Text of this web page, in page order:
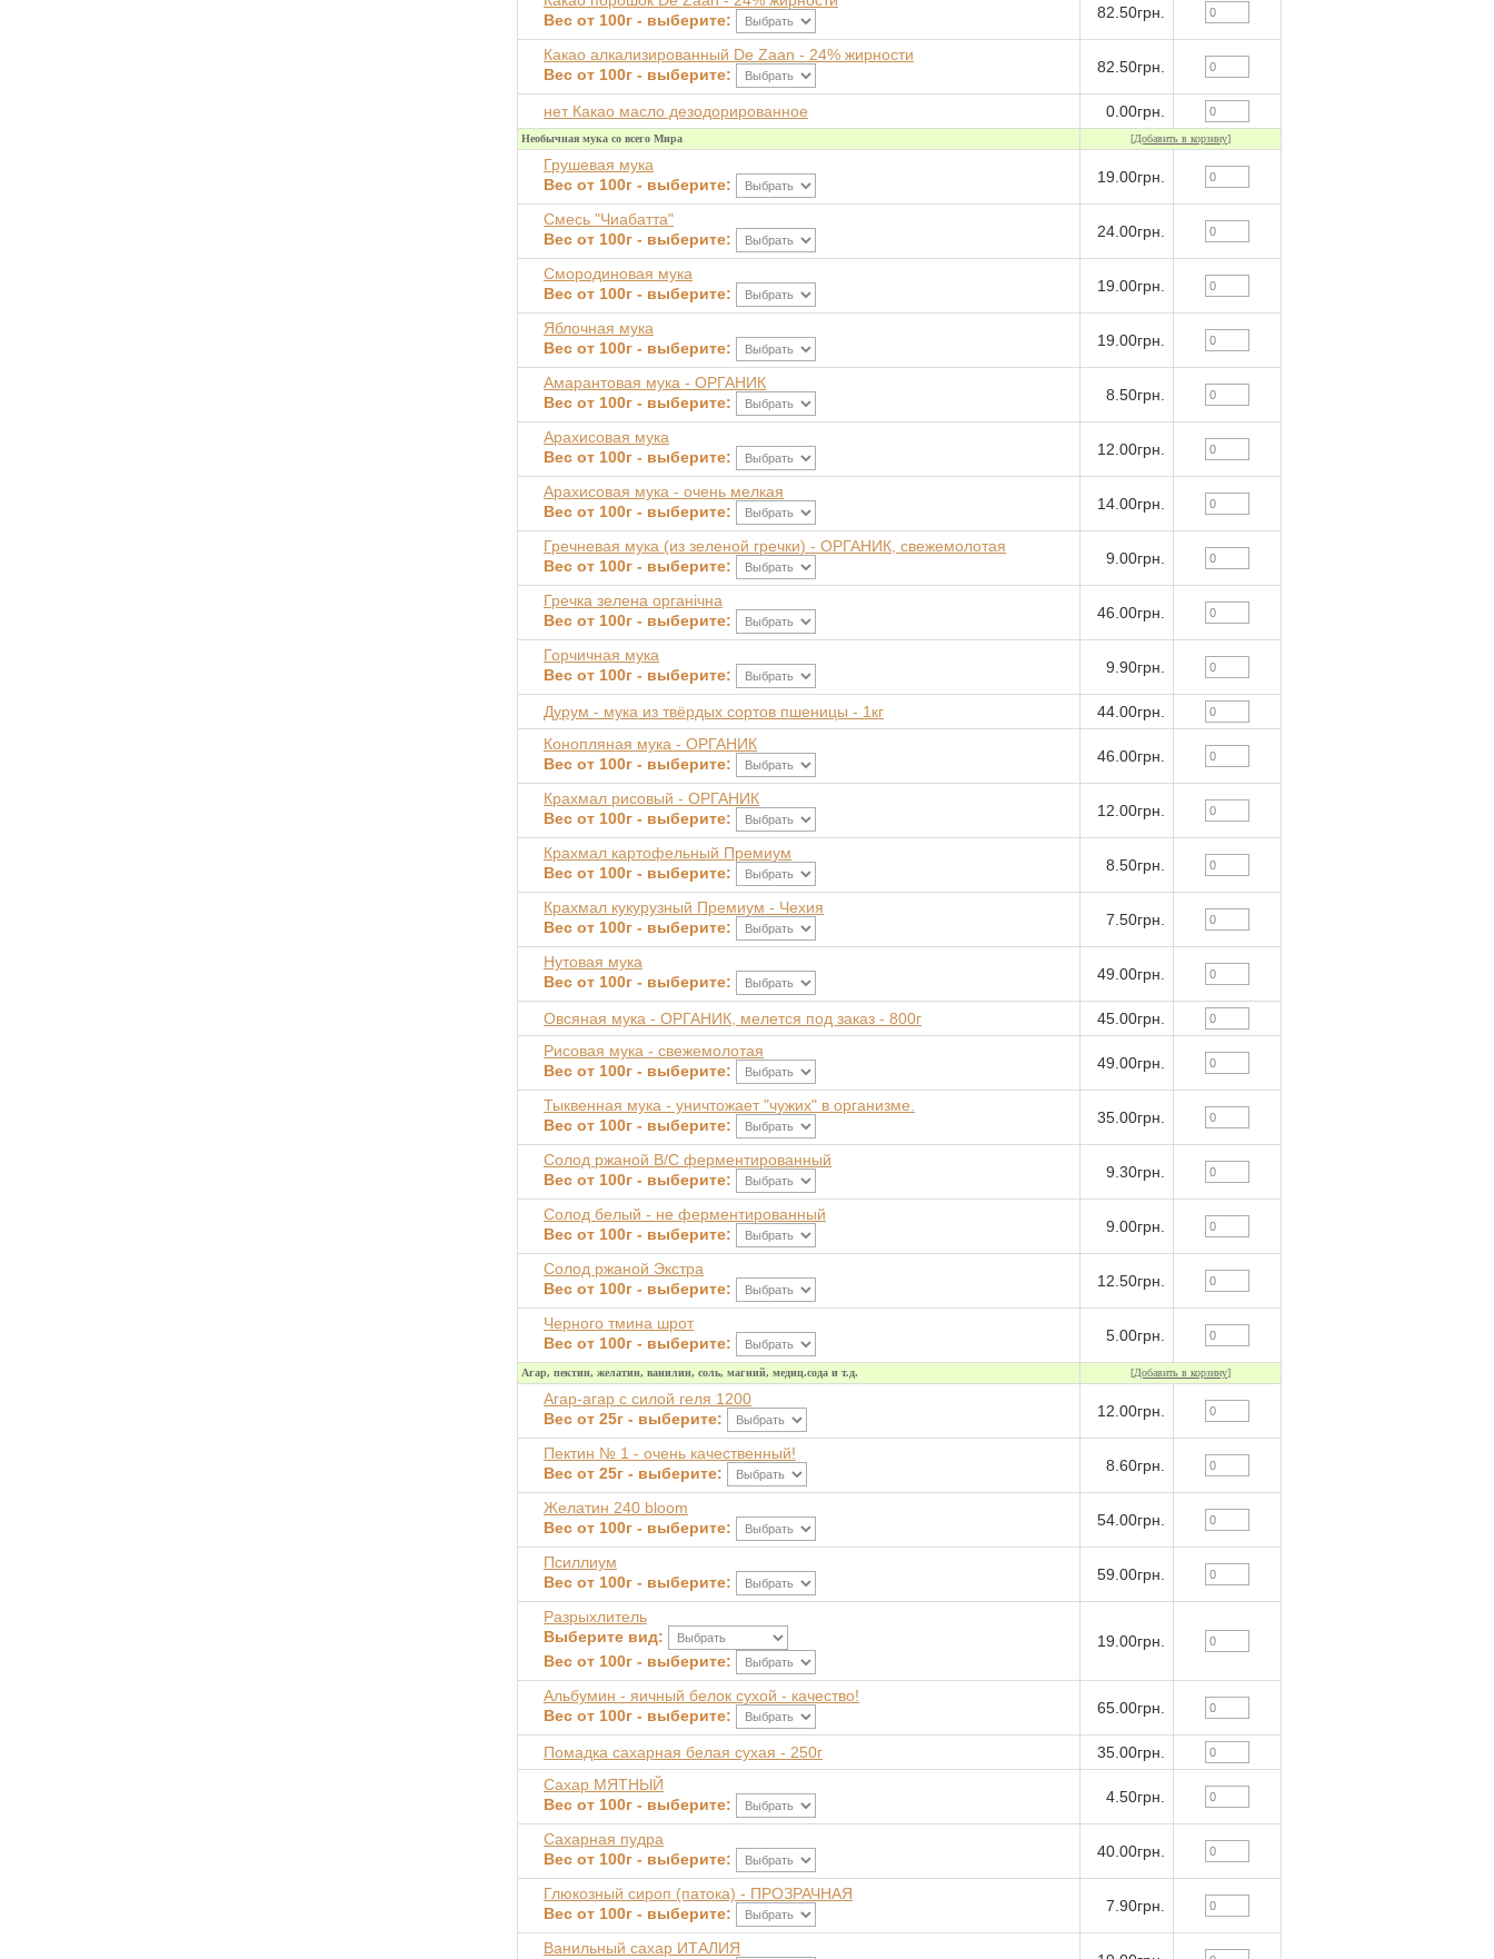
Вес от 100г - выберите:
82.50грн.
Какао алкализированный De Zaan - 24% жирности
Вес от 100г - выберите:
82.50грн.
нет Какао масло дезодорированное 0.00грн.
Необычная мука со всего Мира [Добавить в корзину]
Грушевая мука
Вес от 100г - выберите:
19.00грн.
Смесь "Чиабатта"
Вес от 100г - выберите:
24.00грн.
Смородиновая мука
Вес от 100г - выберите:
19.00грн.
Яблочная мука
Вес от 100г - выберите:
19.00грн.
Амарантовая мука - ОРГАНИК
Вес от 100г - выберите:
8.50грн.
Арахисовая мука
Вес от 100г - выберите:
12.00грн.
Арахисовая мука - очень мелкая
Вес от 100г - выберите:
14.00грн.
Гречневая мука (из зеленой гречки) - ОРГАНИК, свежемолотая
Вес от 100г - выберите:
9.00грн.
Гречка зелена органічна
Вес от 100г - выберите:
46.00грн.
Горчичная мука
Вес от 100г - выберите:
9.90грн.
Дурум - мука из твёрдых сортов пшеницы - 1кг
44.00грн.
Конопляная мука - ОРГАНИК
Вес от 100г - выберите:
46.00грн.
Крахмал рисовый - ОРГАНИК
Вес от 100г - выберите:
12.00грн.
Крахмал картофельный Премиум
Вес от 100г - выберите:
8.50грн.
Крахмал кукурузный Премиум - Чехия
Вес от 100г - выберите:
7.50грн.
Нутовая мука
Вес от 100г - выберите:
49.00грн.
Овсяная мука - ОРГАНИК, мелется под заказ - 800г
45.00грн.
Рисовая мука - свежемолотая
Вес от 100г - выберите:
49.00грн.
Тыквенная мука - уничтожает "чужих" в организме.
Вес от 100г - выберите:
35.00грн.
Солод ржаной В/С ферментированный
Вес от 100г - выберите:
9.30грн.
Солод белый - не ферментированный
Вес от 100г - выберите:
9.00грн.
Солод ржаной Экстра
Вес от 100г - выберите:
12.50грн.
Черного тмина шрот
Вес от 100г - выберите:
5.00грн.
Агар, пектин, желатин, ванилин, соль, магний, медиц.сода и т.д. [Добавить в корзину]
Агар-агар с силой геля 1200
Вес от 25г - выберите:
12.00грн.
Пектин № 1 - очень качественный!
Вес от 25г - выберите:
8.60грн.
Желатин 240 bloom
Вес от 100г - выберите:
54.00грн.
Псиллиум
Вес от 100г - выберите:
59.00грн.
Разрыхлитель
Выберите вид:
Вес от 100г - выберите:
19.00грн.
Альбумин - яичный белок сухой - качество!
Вес от 100г - выберите:
65.00грн.
Помадка сахарная белая сухая - 250г
35.00грн.
Сахар МЯТНЫЙ
Вес от 100г - выберите:
4.50грн.
Сахарная пудра
Вес от 100г - выберите:
40.00грн.
Глюкозный сироп (патока) - ПРОЗРАЧНАЯ
Вес от 100г - выберите:
7.90грн.
Ванильный сахар ИТАЛИЯ